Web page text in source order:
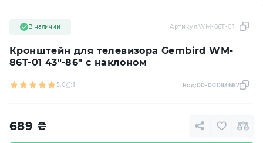
Кронштейн для телевизора Gembird WM-
86T-01 43"-86" с наклоном
В наличии Артикул:WM-86T-01
5.0 1 Код:00-00093667
689 ₴